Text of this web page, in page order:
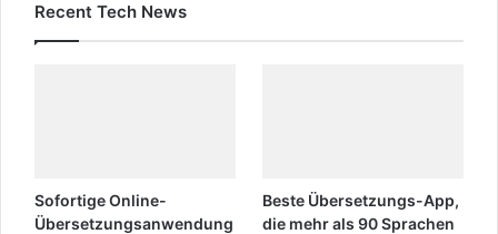
Recent Tech News
Sofortige Online-
Übersetzungsanwendung
Beste Übersetzungs-App,
die mehr als 90 Sprachen